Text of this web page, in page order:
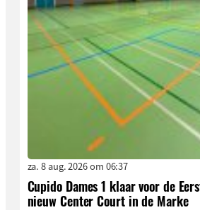
za. 8 aug. 2026 om 06:37
Cupido Dames 1 klaar voor de
nieuw Center Court in de Marke